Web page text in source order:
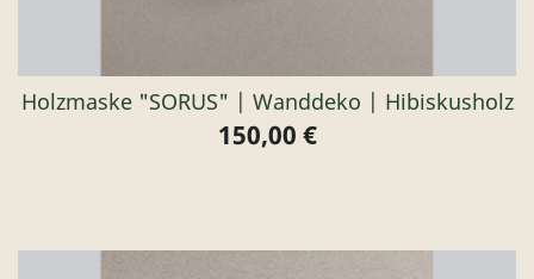
Holzmaske "SORUS" | Wanddeko | Hibiskusholz
Preis
150,00 €